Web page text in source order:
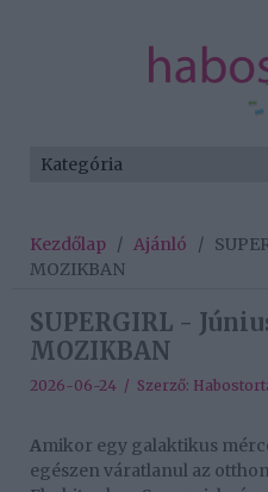
Kezdőlap / Ajánló /
MOZIKBAN
SUPERGIRL -
MOZIKBAN
2026-06-24 / Szerző:
Amikor egy galaktikus
egészen váratlanul az